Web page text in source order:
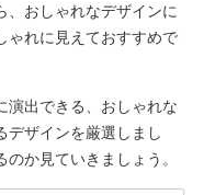
、おしゃれなデザインに
ゃれに見えておすすめで
演出できる、おしゃれな
デザインを厳選しまし
か見ていきましょう。